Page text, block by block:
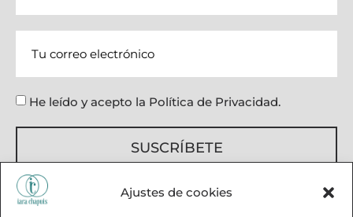
Ajustes de cookies
He leído y acepto la Política de Privacidad.
SUSCRÍBETE
Política de privacidad